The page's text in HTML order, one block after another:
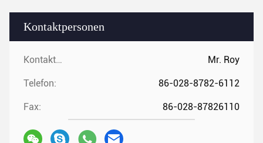
Kontaktpersonen
Kontaktpersonen: Mr. Roy
Telefon: 86-028-8782-6112
Fax: 86-028-87826110